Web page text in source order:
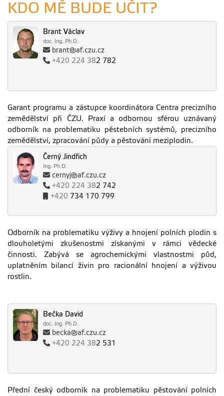
Efektivní systémy pěstování meziplodin využívající principy biotických
KDO MĚ BUDE UČIT?
Brant Václav
doc. Ing. Ph.D.
brant@af.czu.cz
+420 224 382 782
Garant programu a zástupce koordinátora Centra precizního
zemědělství při ČZU. Praxí a odbornou sférou uznávaný
odborník na problematiku pěstebních systémů, precizního
zemědělství, zpracování půdy a pěstování meziplodin.
Černý Jindřich
Ing. Ph.D.
cernyj@af.czu.cz
+420 224 382 742
+420 734 170 799
Odborník na problematiku výživy a hnojení polních plodin s
dlouholetými zkušenostmi získanými v rámci vědecké
činnosti. Zabývá se agrochemickými vlastnostmi půd,
uplatněním bilancí živin pro racionální hnojení a výživou
rostlin.
Bečka David
doc. Ing. Ph.D.
becka@af.czu.cz
+420 224 382 531
Přední český odborník na problematiku pěstování polních